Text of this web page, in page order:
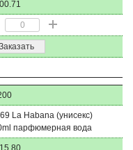
La Habana (унисекс)
парфюмерная вода